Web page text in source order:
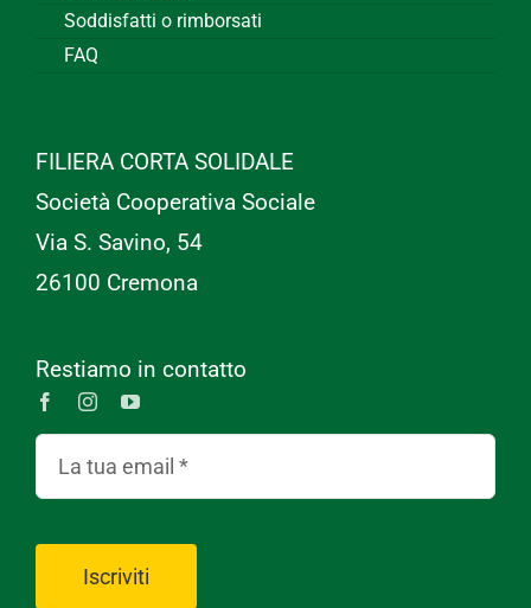
Soddisfatti o rimborsati
FAQ
FILIERA CORTA SOLIDALE
Società Cooperativa Sociale
Via S. Savino, 54
26100 Cremona
Restiamo in contatto
Iscriviti